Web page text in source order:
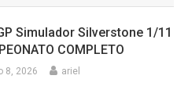
Simulador Silverstone 1/11
COMPLETO
8, 2026 ariel